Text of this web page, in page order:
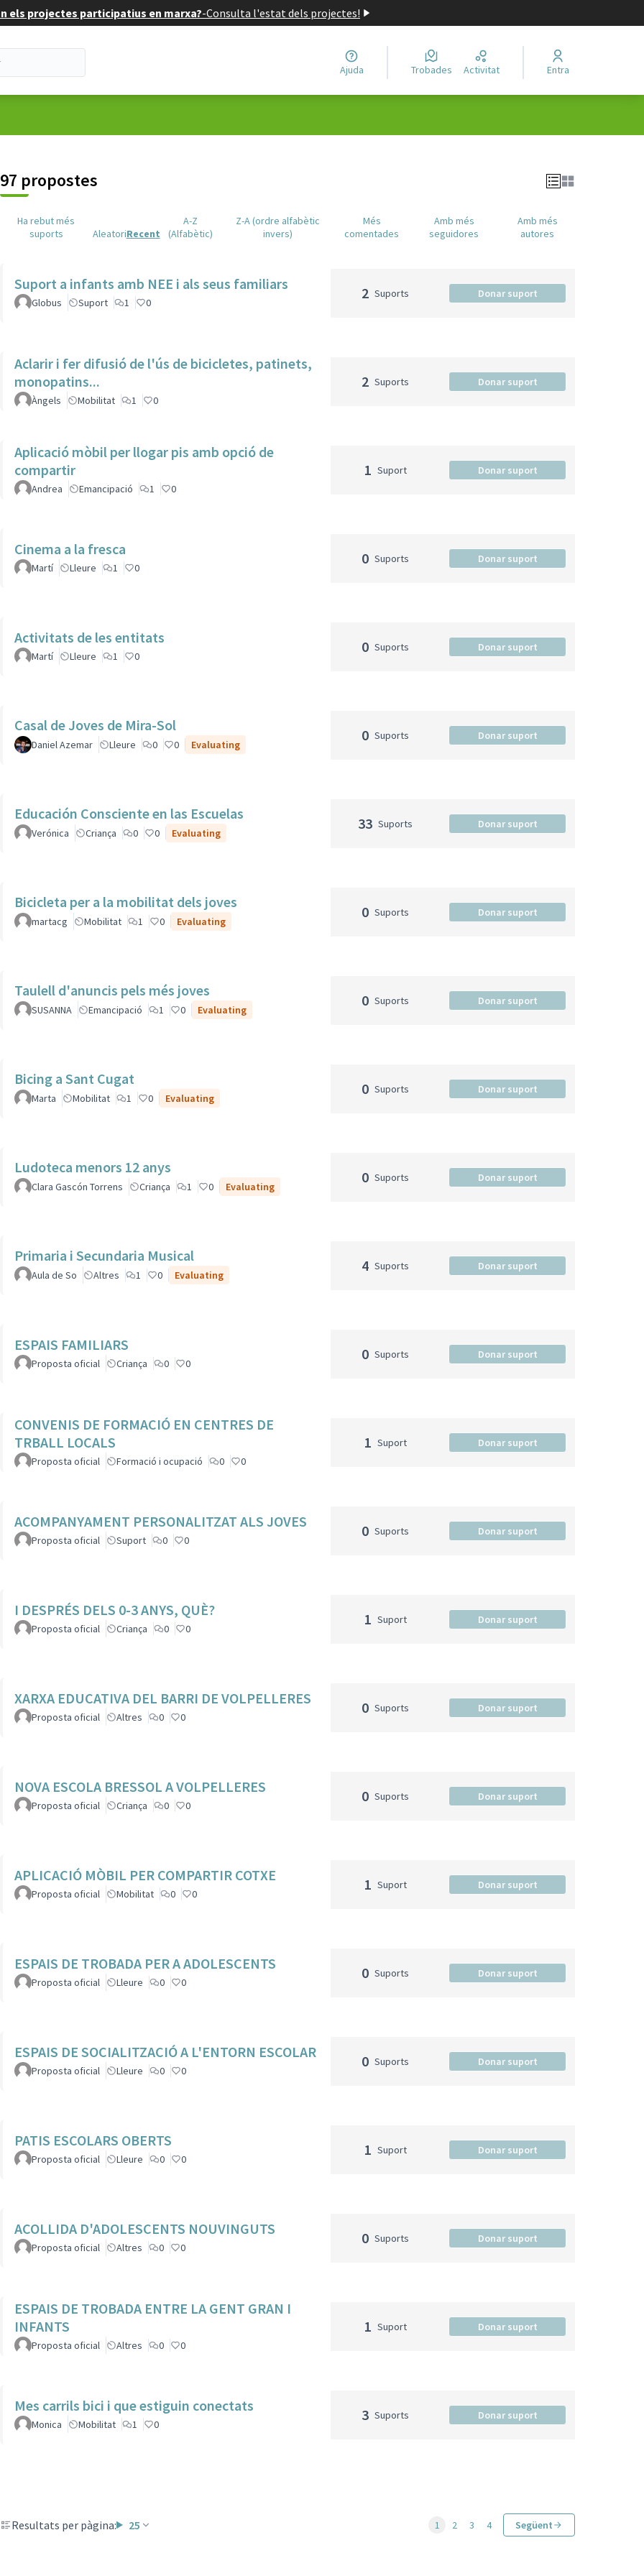
els projectes participatius en marxa?-Consulta l'estat dels projectes!
Ajuda Trobades Activitat Entra
97 propostes
Ha rebut més
suports
AleatoriRecent
A-Z
(Alfabètic)
Z-A (ordre alfabètic
invers)
Més
comentades
Amb més
seguidores
Amb més
autores
Suport a infants amb NEE i als seus familiars
Globus Suport 1 0
2 Suports Donar suport
Aclarir i fer difusió de l'ús de bicicletes, patinets,
monopatins...
Àngels Mobilitat 1 0
2 Suports Donar suport
Aplicació mòbil per llogar pis amb opció de
compartir
Andrea Emancipació 1 0
1 Suport Donar suport
Cinema a la fresca
Martí Lleure 1 0
0 Suports Donar suport
Activitats de les entitats
Martí Lleure 1 0
0 Suports Donar suport
Casal de Joves de Mira-Sol
Daniel Azemar Lleure 0 0 Evaluating
0 Suports Donar suport
Educación Consciente en las Escuelas
Verónica Criança 0 0 Evaluating
33 Suports Donar suport
Bicicleta per a la mobilitat dels joves
martacg Mobilitat 1 0 Evaluating
0 Suports Donar suport
Taulell d'anuncis pels més joves
SUSANNA Emancipació 1 0 Evaluating
0 Suports Donar suport
Bicing a Sant Cugat
Marta Mobilitat 1 0 Evaluating
0 Suports Donar suport
Ludoteca menors 12 anys
Clara Gascón Torrens Criança 1 0 Evaluating
0 Suports Donar suport
Primaria i Secundaria Musical
Aula de So Altres 1 0 Evaluating
4 Suports Donar suport
ESPAIS FAMILIARS
Proposta oficial Criança 0 0
0 Suports Donar suport
CONVENIS DE FORMACIÓ EN CENTRES DE
TRBALL LOCALS
Proposta oficial Formació i ocupació 0 0
1 Suport Donar suport
ACOMPANYAMENT PERSONALITZAT ALS JOVES
Proposta oficial Suport 0 0
0 Suports Donar suport
I DESPRÉS DELS 0-3 ANYS, QUÈ?
Proposta oficial Criança 0 0
1 Suport Donar suport
XARXA EDUCATIVA DEL BARRI DE VOLPELLERES
Proposta oficial Altres 0 0
0 Suports Donar suport
NOVA ESCOLA BRESSOL A VOLPELLERES
Proposta oficial Criança 0 0
0 Suports Donar suport
APLICACIÓ MÒBIL PER COMPARTIR COTXE
Proposta oficial Mobilitat 0 0
1 Suport Donar suport
ESPAIS DE TROBADA PER A ADOLESCENTS
Proposta oficial Lleure 0 0
0 Suports Donar suport
ESPAIS DE SOCIALITZACIÓ A L'ENTORN ESCOLAR
Proposta oficial Lleure 0 0
0 Suports Donar suport
PATIS ESCOLARS OBERTS
Proposta oficial Lleure 0 0
1 Suport Donar suport
ACOLLIDA D'ADOLESCENTS NOUVINGUTS
Proposta oficial Altres 0 0
0 Suports Donar suport
ESPAIS DE TROBADA ENTRE LA GENT GRAN I
INFANTS
Proposta oficial Altres 0 0
1 Suport Donar suport
Mes carrils bici i que estiguin conectats
Monica Mobilitat 1 0
3 Suports Donar suport
Resultats per pàgina: 25 1 2 3 4 Següent